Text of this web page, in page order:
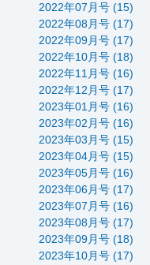
2022年07月号 (15)
2022年08月号 (17)
2022年09月号 (17)
2022年10月号 (18)
2022年11月号 (16)
2022年12月号 (17)
2023年01月号 (16)
2023年02月号 (16)
2023年03月号 (15)
2023年04月号 (15)
2023年05月号 (16)
2023年06月号 (17)
2023年07月号 (16)
2023年08月号 (17)
2023年09月号 (18)
2023年10月号 (17)